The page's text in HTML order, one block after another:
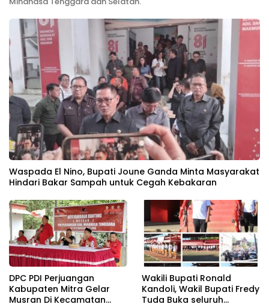
Waspada El Nino, Bupati Joune Ganda Minta Masyarakat
Hindari Bakar Sampah untuk Cegah Kebakaran
DPC PDI Perjuangan
Kabupaten Mitra Gelar
Musran Di Kecamatan
Wakili Bupati Ronald
Kandoli, Wakil Bupati Fredy
Tuda Buka seluruh